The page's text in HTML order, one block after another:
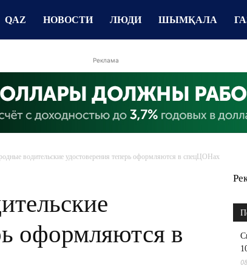
QAZ НОВОСТИ ЛЮДИ ШЫМҚАЛА
Реклама
водительские удостоверения теперь оформляются в спецЦОНах
оформляются в